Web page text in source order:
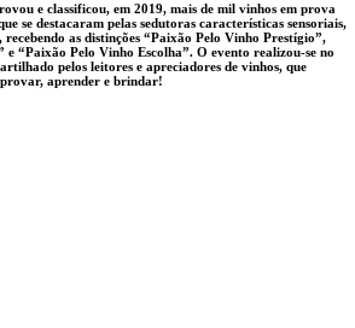
e classificou, em 2019, mais de mil vinhos em prova
se destacaram pelas sedutoras características sensoriais,
as distinções “Paixão Pelo Vinho Prestígio”,
e “Paixão Pelo Vinho Escolha”. O evento realizou-se no
pelos leitores e apreciadores de vinhos, que
aprender e brindar!